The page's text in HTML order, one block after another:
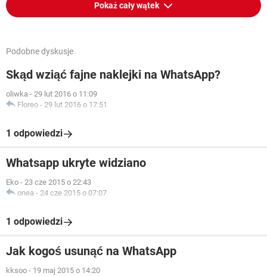
Pokaż cały wątek
Podobne dyskusje
Skąd wziąć fajne naklejki na WhatsApp?
oliwka - 29 lut 2016 o 11:09
Floreo - 29 lut 2016 o 17:51
1 odpowiedzi
Whatsapp ukryte widziano
Eko - 23 cze 2015 o 22:43
onea - 24 cze 2015 o 07:07
1 odpowiedzi
Jak kogoś usunąć na WhatsApp
kksoo - 19 maj 2015 o 14:20